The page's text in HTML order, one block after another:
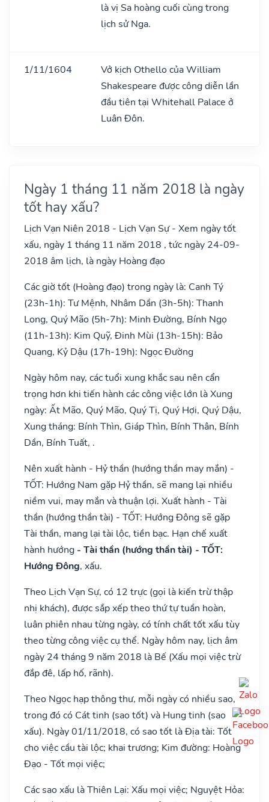
là vị Sa hoàng cuối cùng trong
lịch sử Nga.
1/11/1604
Vở kịch Othello của William
Shakespeare được công diễn lần
đầu tiên tại Whitehall Palace ở
Luân Đôn.
Ngày 1 tháng 11 năm 2018 là ngày
tốt hay xấu?
Lịch Vạn Niên 2018 - Lịch Vạn Sự - Xem ngày tốt
xấu, ngày 1 tháng 11 năm 2018 , tức ngày 24-09-
2018 âm lịch, là ngày Hoàng đạo
Các giờ tốt (Hoàng đạo) trong ngày là: Canh Tý
(23h-1h): Tư Mệnh, Nhâm Dần (3h-5h): Thanh
Long, Quý Mão (5h-7h): Minh Đường, Bính Ngọ
(11h-13h): Kim Quỹ, Đinh Mùi (13h-15h): Bảo
Quang, Kỷ Dậu (17h-19h): Ngọc Đường
Ngày hôm nay, các tuổi xung khắc sau nên cẩn
trọng hơn khi tiến hành các công việc lớn là Xung
ngày: Ất Mão, Quý Mão, Quý Tị, Quý Hợi, Quý Dậu,
Xung tháng: Bính Thìn, Giáp Thìn, Bính Thân, Bính
Dần, Bính Tuất, .
Nên xuất hành - Hỷ thần (hướng thần may mắn) -
TỐT: Hướng Nam gặp Hỷ thần, sẽ mang lại nhiều
niềm vui, may mắn và thuận lợi. Xuất hành - Tài
thần (hướng thần tài) - TỐT: Hướng Đông sẽ gặp
Tài thần, mang lại tài lộc, tiền bạc. Hạn chế xuất
hành hướng - Tài thần (hướng thần tài) - TỐT:
Hướng Đông, xấu.
Theo Lịch Vạn Sự, có 12 trực (gọi là kiến trừ thập
nhị khách), được sắp xếp theo thứ tự tuần hoàn,
luân phiên nhau từng ngày, có tính chất tốt xấu tùy
theo từng công việc cụ thể. Ngày hôm nay, lịch âm
ngày 24 tháng 9 năm 2018 là Bế (Xấu mọi việc trừ
đắp đê, lấp hố, rãnh).
Theo Ngọc hạp thông thư, mỗi ngày có nhiều sao,
trong đó có Cát tinh (sao tốt) và Hung tinh (sao
xấu). Ngày 01/11/2018, có sao tốt là Địa tài: Tốt
cho việc cầu tài lộc; khai trương; Kim đường: Hoàng
Đạo - Tốt mọi việc;
Các sao xấu là Thiên Lại: Xấu mọi việc; Nguyệt Hỏa: